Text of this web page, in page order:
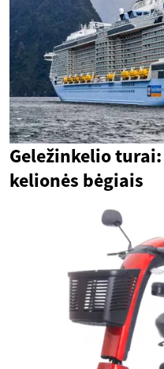
Geležinkelio
kelionės bėgiais